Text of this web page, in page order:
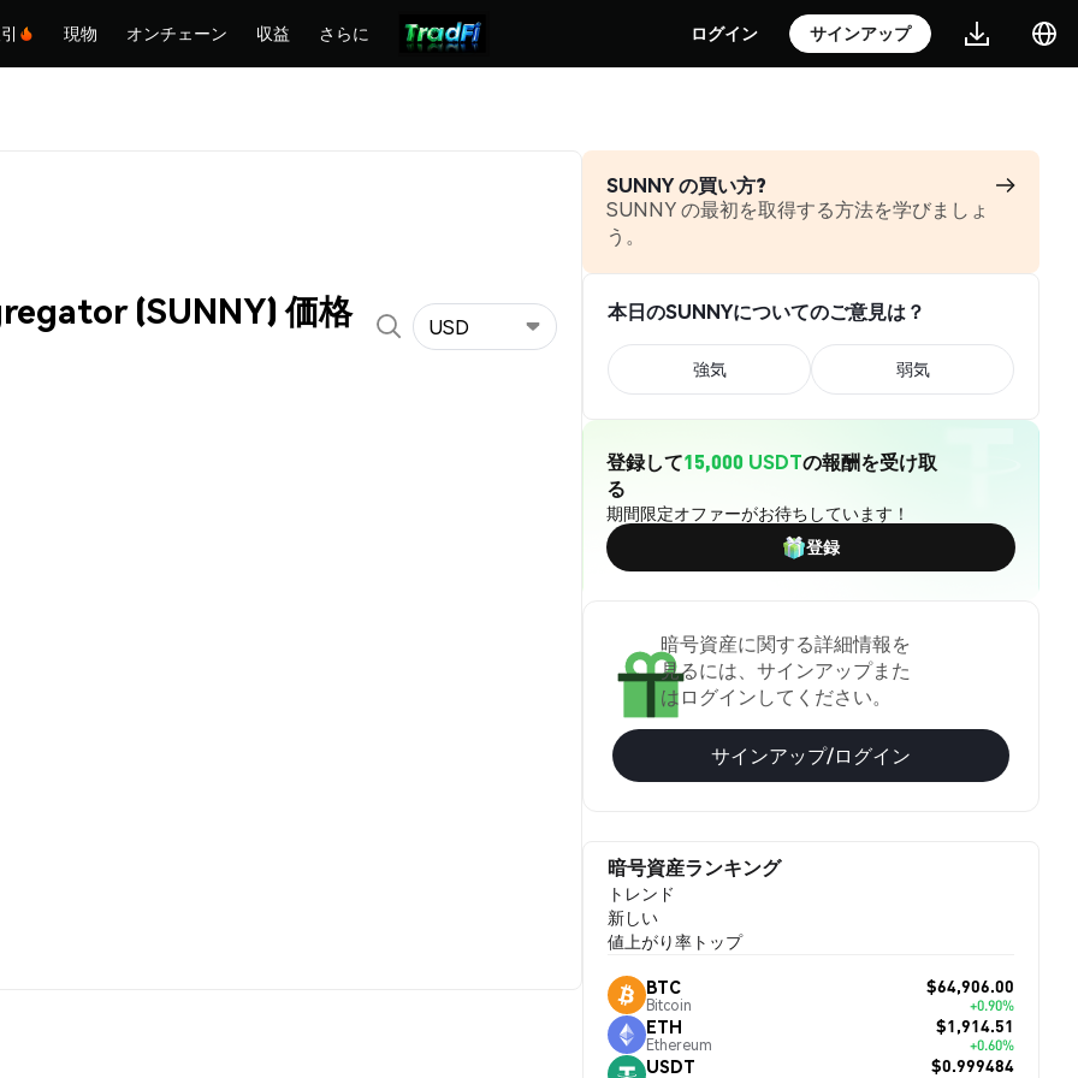
現物 オンチェーン 収益 さらに ログイン サインアップ
(SUNNY) 価格 USD
SUNNY の買い方?
SUNNY の最初を取得する方法を学びましょ
う。
本日のSUNNYについてのご意見は？
強気 弱気
登録して15,000 USDTの報酬を受け取
る
期間限定オファーがお待ちしています！
登録
暗号資産に関する詳細情報を
見るには、サインアップまた
はログインしてください。
サインアップ/ログイン
暗号資産ランキング
トレンド
新しい
値上がり率トップ
BTC
Bitcoin
$64,906.00
+0.90%
ETH
Ethereum
$1,914.51
+0.60%
USDT $0.999484